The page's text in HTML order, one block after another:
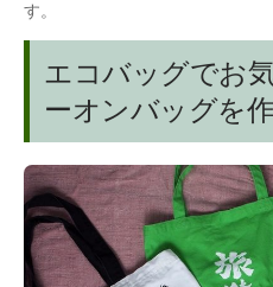
す。
エコバッグでお
ーオンバッグを